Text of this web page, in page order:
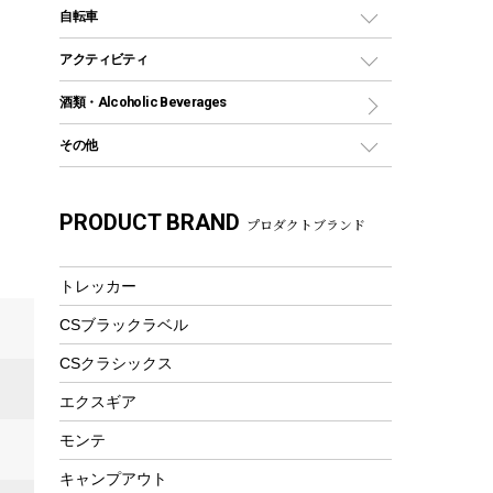
グランドシート
ガイドロープ
ツール
焚き火台&ストーブ
火起こし
バーベキューツール
燃料・着火剤・炭
クッキングツール
ナイフ
カトラリー
マグカップ、カップ
フードボトル
コーヒー&ミル
トレー
ランチョンマット
ランチボックス
ピクニックセット
ディズニーボトル
保冷剤
リュック、バックパック
トートバッグ、サコッシュ
ショッピングキャリー
その他アウトドア雑貨
レイン
ツール、他
インフレータブル
カヤック
パドル
ヘルメット
アクセサリー
自転車
折りたたみ自転車
スポーツサイクル
シティサイクル
自転車用アクセサリー
自転車ウェア
アクティビティ
マリン
ラッシュガード
テント
フローティングベスト
ヘルメット
エアーポンプ
ウィンター
防寒ウェア
酒類・Alcoholic Beverages
その他
湯たんぽ
PRODUCT BRAND プロダクトブランド
トレッカー
CSブラックラベル
CSクラシックス
エクスギア
モンテ
キャンプアウト